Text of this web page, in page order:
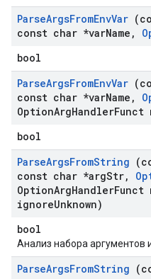
ParseArgsFromEnvVar
const char *varName ,
bool
ParseArgsFromEnvVar
const char *varName ,
OptionArgHandlerFunct
bool
ParseArgsFromString
const char *argStr,
OptionArgHandlerFunct
ignoreUnknown)
bool
Анализ набора аргументов
ParseArgsFromString